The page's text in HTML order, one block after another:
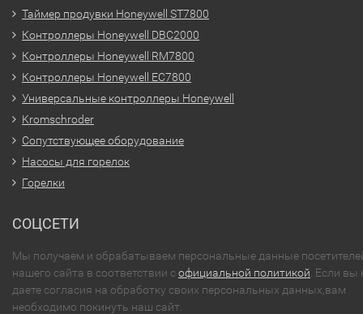
Таймер продувки Honeywell ST7800
Контроллеры Honeywell DBC2000
Контроллеры Honeywell RM7800
Контроллеры Honeywell EC7800
Универсальные контроллеры Honeywell
Kromschroder
Сопутствующее оборудование
Насосы для горелок
Горелки
СОЦСЕТИ
Мы получаем и обрабатываем персональные данные
нашего сайта в соответствии софициальной политикой . Если вы
даете согласия на обработку своих персональных данных,вам
необходимо покинуть наш сайт.